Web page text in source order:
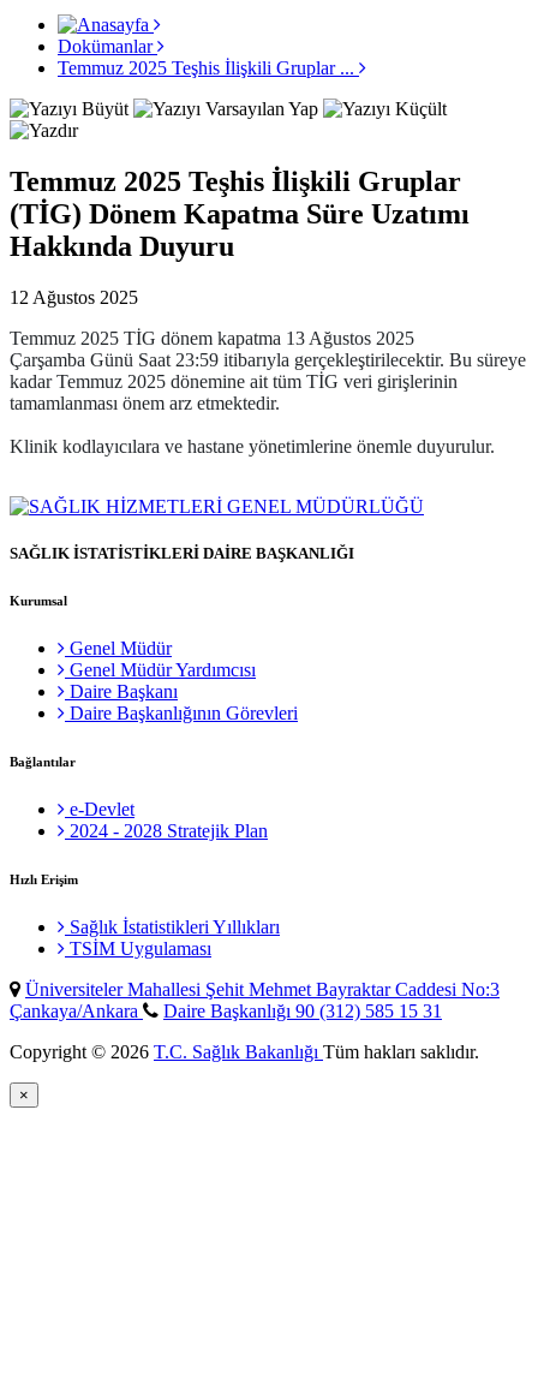
Dokümanlar
Temmuz 2025 Teşhis İlişkili Gruplar ...
Temmuz 2025 Teşhis İlişkili Gruplar
(TİG) Dönem Kapatma Süre Uzatımı
Hakkında Duyuru
12 Ağustos 2025
Temmuz 2025 TİG dönem kapatma 13 Ağustos 2025
Çarşamba Günü Saat 23:59 itibarıyla gerçekleştirilecektir. Bu süreye
kadar Temmuz 2025 dönemine ait tüm TİG veri girişlerinin
tamamlanması önem arz etmektedir.
Klinik kodlayıcılara ve hastane yönetimlerine önemle duyurulur.
SAĞLIK İSTATİSTİKLERİ DAİRE BAŞKANLIĞI
Kurumsal
Genel Müdür
Genel Müdür Yardımcısı
Daire Başkanı
Daire Başkanlığının Görevleri
Bağlantılar
e-Devlet
2024 - 2028 Stratejik Plan
Hızlı Erişim
Sağlık İstatistikleri Yıllıkları
TSİM Uygulaması
Üniversiteler Mahallesi Şehit Mehmet Bayraktar Caddesi No:3
Çankaya/Ankara
Daire Başkanlığı 90 (312) 585 15 31
Copyright © 2026 T.C. Sağlık Bakanlığı Tüm hakları saklıdır.
×